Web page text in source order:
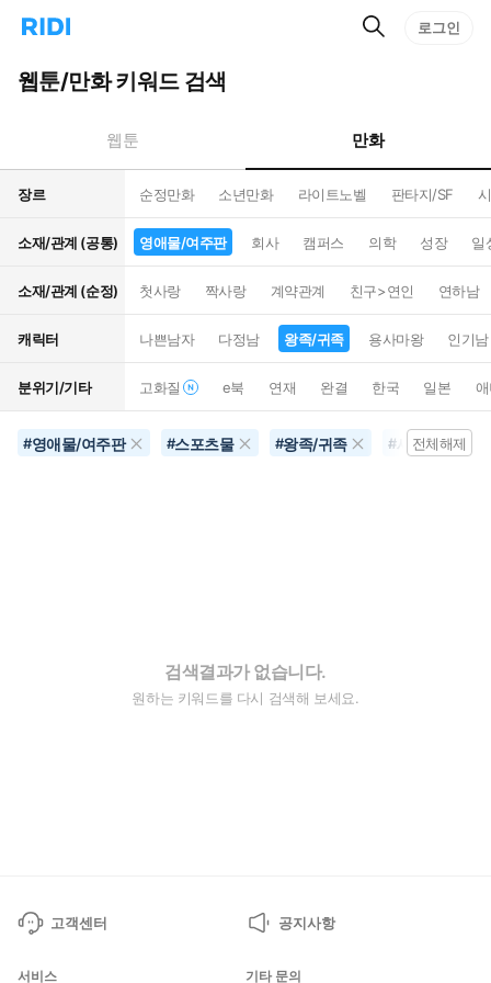
리
홈
으
턴
트
검
로그인
웹툰/만화 키워드 검색
웹툰 만화
장르 순정만화 소년만화 라이트노벨 판타지/SF
소재/관계 (공통) 영애물/여주판 회사 캠퍼스 의학 성장 일
소재/관계 (순정) 첫사랑 짝사랑 계약관계 친구>연인 연하남
캐릭터 나쁜남자 다정남 왕족/귀족 용사마왕 인기남
분위기/기타 고화질 e북 연재 완결 한국 일본
#영애물/여주판 #스포츠물 #왕족/귀족 #세계멸망
전체해제
검색결과가 없습니다.
원하는 키워드를 다시 검색해 보세요.
고객센터 공지사항
서비스 기타 문의